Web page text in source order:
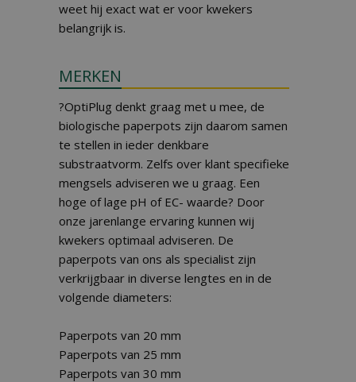
weet hij exact wat er voor kwekers
belangrijk is.
MERKEN
?OptiPlug denkt graag met u mee, de
biologische paperpots zijn daarom samen
te stellen in ieder denkbare
substraatvorm. Zelfs over klant specifieke
mengsels adviseren we u graag. Een
hoge of lage pH of EC- waarde? Door
onze jarenlange ervaring kunnen wij
kwekers optimaal adviseren. De
paperpots van ons als specialist zijn
verkrijgbaar in diverse lengtes en in de
volgende diameters:
Paperpots van 20 mm
Paperpots van 25 mm
Paperpots van 30 mm